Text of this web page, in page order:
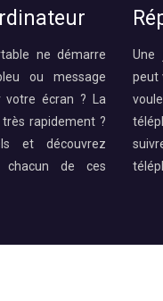
ne démarre
ou message
votre écran ? La
rapidement ?
et découvrez
chacun de ces
Une
peut